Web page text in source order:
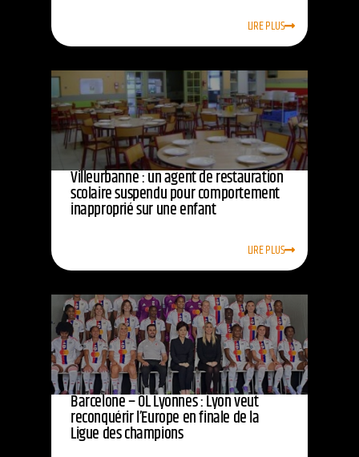
LIRE PLUS
Villeurbanne : un agent de restauration
scolaire suspendu pour comportement
inapproprié sur une enfant
LIRE PLUS
Barcelone – OL Lyonnes : Lyon veut
reconquérir l’Europe en finale de la
Ligue des champions